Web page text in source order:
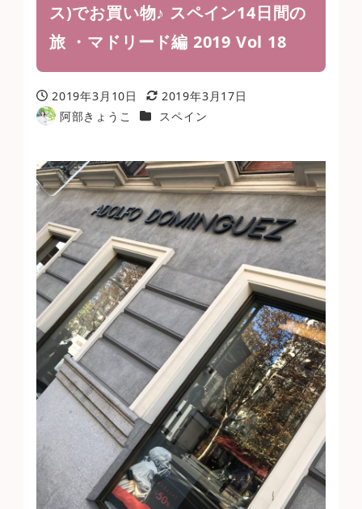
ス)でお買い物♪ スペイン14日間の
旅 ・マドリード編 2019 Vol 18
投稿日
2019年3月10日
更新日
2019年3月17日
著
阿部きょうこ カテゴリー
スペイン